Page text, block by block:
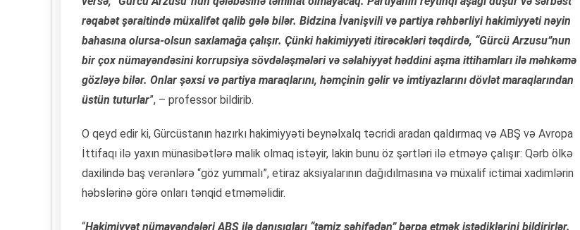
rəqabət şəraitində müxalifət qalib gələ bilər. Bidzina İvanişvili və partiya rəhbərliyi hakimiyyəti nəyin
bahasına olursa-olsun saxlamağa çalışır. Çünki hakimiyyəti itirəcəkləri təqdirdə, “Gürcü Arzusu”nun
bir çox nümayəndəsini korrupsiya sövdələşmələri və səlahiyyət həddini aşma ittihamları ilə məhkəmə
gözləyə bilər. Onlar şəxsi və partiya maraqlarını, həmçinin gəlir və imtiyazlarını dövlət maraqlarından
üstün tuturlar”, – professor bildirib.
O qeyd edir ki, Gürcüstanın hazırkı hakimiyyəti beynəlxalq təcridi aradan qaldırmaq və ABŞ və Avropa
İttifaqı ilə yaxın münasibətlərə malik olmaq istəyir, lakin bunu öz şərtləri ilə etməyə çalışır: Qərb ölkə
daxilində baş verənlərə “göz yummalı”, etiraz aksiyalarının dağıdılmasına və müxalif ictimai xadimlərin
həbslərinə görə onları tənqid etməməlidir.
“Hakimiyyət nümayəndələri ABŞ ilə danışıqları “təmiz səhifədən” bərpa etmək istədiklərini bildirirlər.